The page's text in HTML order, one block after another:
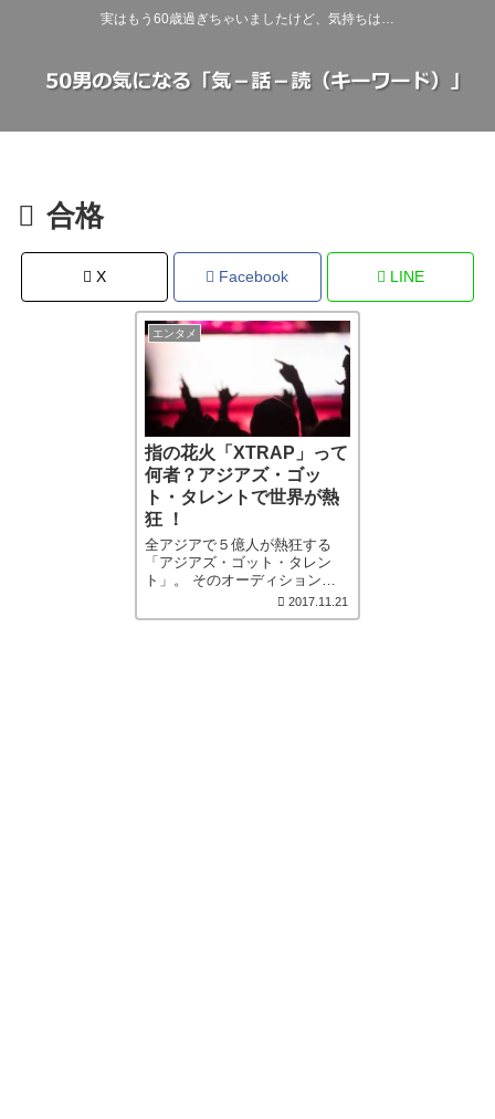
実はもう60歳過ぎちゃいましたけど、気持ちは…
合格
X Facebook LINE
エンタメ
指の花火「XTRAP」って
何者？アジアズ・ゴッ
ト・タレントで世界が熱
狂 ！
全アジアで５億人が熱狂する
「アジアズ・ゴット・タレン
ト」。 そのオーディションで
日本のパフォーマー「［…続き
を読む］
2017.11.21